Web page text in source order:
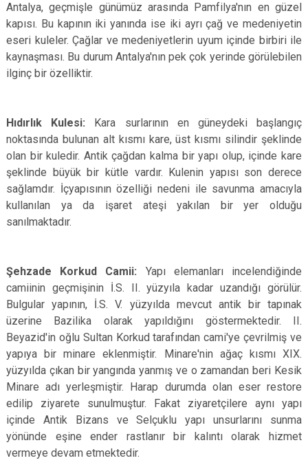
Antalya, geçmişle günümüz arasında Pamfilya'nın en güzel
kapısı. Bu kapının iki yanında ise iki ayrı çağ ve medeniyetin
eseri kuleler. Çağlar ve medeniyetlerin uyum içinde birbiri ile
kaynaşması. Bu durum Antalya'nın pek çok yerinde görülebilen
ilginç bir özelliktir.
Hıdırlık Kulesi: Kara surlarının en güneydeki başlangıç
noktasında bulunan alt kısmı kare, üst kısmı silindir şeklinde
olan bir kuledir. Antik çağdan kalma bir yapı olup, içinde kare
şeklinde büyük bir kütle vardır. Kulenin yapısı son derece
sağlamdır. İçyapısının özelliği nedeni ile savunma amacıyla
kullanılan ya da işaret ateşi yakılan bir yer olduğu
sanılmaktadır.
Şehzade Korkud Camii: Yapı elemanları incelendiğinde
camiinin geçmişinin İ.S. II. yüzyıla kadar uzandığı görülür.
Bulgular yapının, İ.S. V. yüzyılda mevcut antik bir tapınak
üzerine Bazilika olarak yapıldığını göstermektedir. II.
Beyazid'in oğlu Sultan Korkud tarafından cami'ye çevrilmiş ve
yapıya bir minare eklenmiştir. Minare'nin ağaç kısmı XIX.
yüzyılda çıkan bir yangında yanmış ve o zamandan beri Kesik
Minare adı yerleşmiştir. Harap durumda olan eser restore
edilip ziyarete sunulmuştur. Fakat ziyaretçilere aynı yapı
içinde Antik Bizans ve Selçuklu yapı unsurlarını sunma
yönünde eşine ender rastlanır bir kalıntı olarak hizmet
vermeye devam etmektedir.